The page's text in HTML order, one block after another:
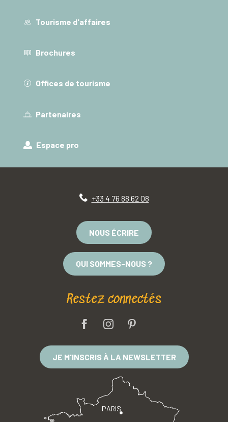
Tourisme d'affaires
Brochures
Offices de tourisme
Partenaires
Espace pro
+33 4 76 88 62 08
NOUS ÉCRIRE
QUI SOMMES-NOUS ?
Restez connectés
JE M'INSCRIS À LA NEWSLETTER
PARIS